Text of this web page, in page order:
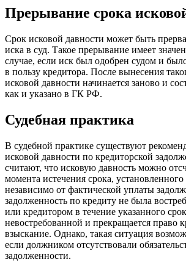
Прерывание срока
Срок исковой давности может быть
иска в суд. Такое прерывание имеет
случае, если иск был одобрен судом и
в пользу кредитора. После вынесения
исковой давности начинается заново и
как и указано в ГК РФ.
Судебная практика
В судебной практике существуют
исковой давности по кредиторской
считают, что исковую давность можно
момента истечения срока, установленного
независимо от фактической уплаты
задолженность по кредиту не была
или кредитором в течение указанного
невостребованной и прекращается право
взыскание. Однако, такая ситуация
если должником отсутствовали
задолженности.